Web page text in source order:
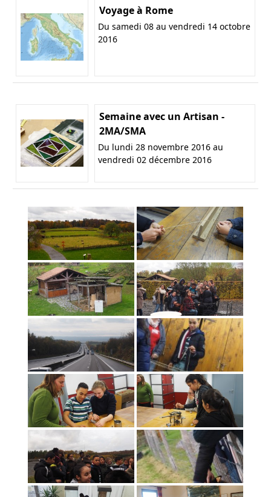
Voyage à Rome
Du samedi 08 au vendredi 14 octobre
2016
Semaine avec un Artisan -
2MA/SMA
Du lundi 28 novembre 2016 au
vendredi 02 décembre 2016